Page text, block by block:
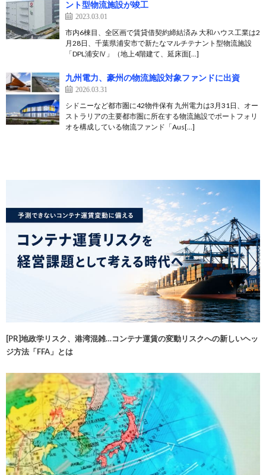
ント型物流施設が竣工
2023.03.01
市内6棟目、全区画で賃貸借契約締結済み 大和ハウス工業は2
月28日、千葉県浦安市で新たなマルチテナント型物流施設
「DPL浦安Ⅳ」（地上4階建て、延床面[…]
九州電力、豪州の物流施設対象ファンドに出資
2026.03.31
シドニーなど都市圏に42物件保有 九州電力は3月31日、オー
ストラリアの主要都市圏に所在する物流施設でポートフォリ
オを構成している物流ファンド「Aus[…]
[PR]地政学リスク、港湾混雑…コンテナ運賃の変動リスクへの新しいヘッ
ジ方法「FFA」とは